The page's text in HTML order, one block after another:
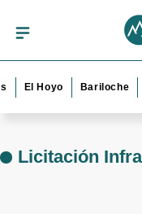
El Hoyo Bariloche
Licitación